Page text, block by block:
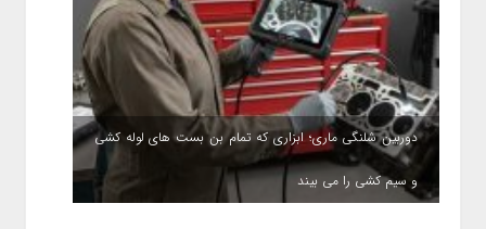
دوربین شلنگی ماری؛ ابزاری که تمام بن بست های لوله کشی
و سیم کشی را می بیند